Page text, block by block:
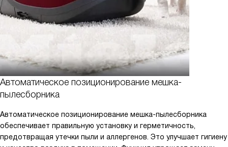
Автоматическое позиционирование мешка-
пылесборника
Автоматическое позиционирование мешка-пылесборника
обеспечивает правильную установку и герметичность,
предотвращая утечки пыли и аллергенов. Это улучшает гигиену